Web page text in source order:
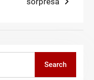
Search